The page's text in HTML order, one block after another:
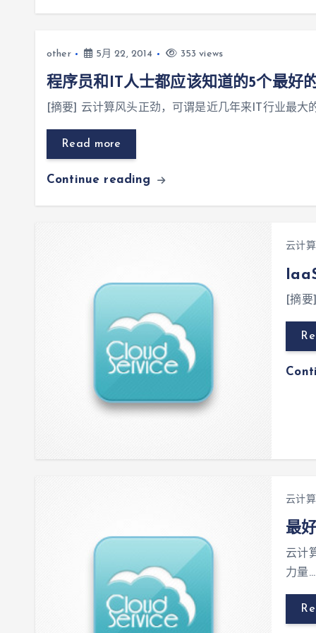
other 5月 22, 2014 353 views
程序员和IT人士都应该知道的5个最好
[摘要] 云计算风头正劲，可谓是近几年来IT行业最大
Read more
Continue reading
云计算
[摘
云计算
最
云计
力量…